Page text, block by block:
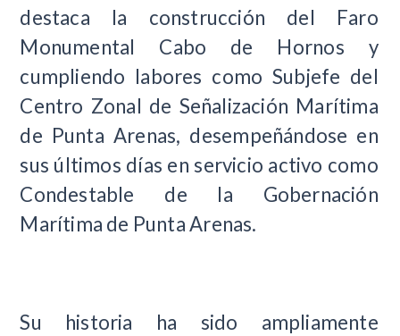
destaca la construcción del Faro
Monumental Cabo de Hornos y
cumpliendo labores como Subjefe del
Centro Zonal de Señalización Marítima
de Punta Arenas, desempeñándose en
sus últimos días en servicio activo como
Condestable de la Gobernación
Marítima de Punta Arenas.
Su historia ha sido ampliamente